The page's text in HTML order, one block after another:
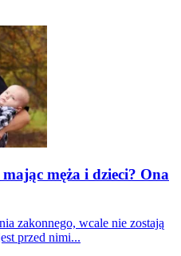
męża i dzieci? Ona
zakonnego, wcale nie zostają
przed nimi...